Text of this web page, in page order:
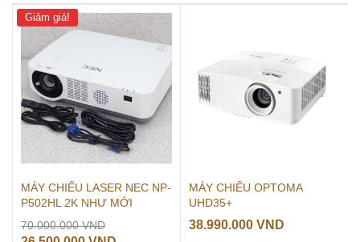
Giảm giá!
MÁY CHIẾU LASER NEC NP-
P502HL 2K NHƯ MỚI
70.000.000VNDGiá
MÁY CHIẾU OPTOMA
UHD35+
38.990.000 VND